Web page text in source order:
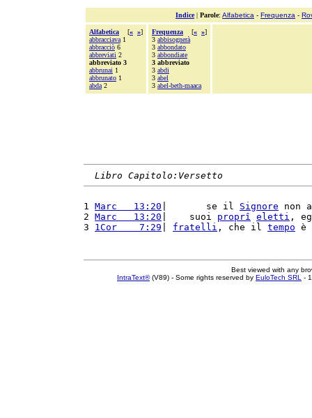
Indice| Parole: Alfabetica - Frequenza -
Alfabetica [« »]
abbracciava 1
abbracciò 6
abbreviati 2
abbreviato 3
abbrunai 1
abbrunato 1
abda 2
Frequenza [« »]
3 abbisognerà
3 abbondato
3 abbondiate
3 abbreviato
3 abdi
3 abel
3 abel-beth-maaca
Libro Capitolo:Versetto
1 Marc   13:20 |       se il Signore non
2 Marc   13:20 |    suoi proprî eletti ,
3 1Cor    7:29 fratelli , che il tempo è
Best viewed with any
IntraText®(V89) - Some rights reserved by EuloTech SRL -